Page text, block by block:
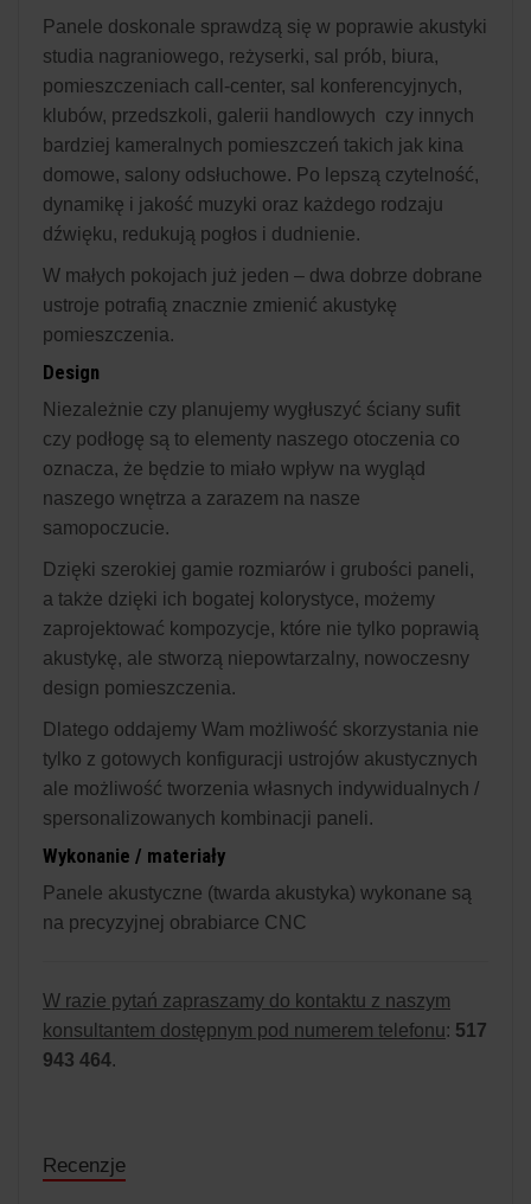
Panele doskonale sprawdzą się w poprawie akustyki
studia nagraniowego, reżyserki, sal prób, biura,
pomieszczeniach call-center, sal konferencyjnych,
klubów, przedszkoli, galerii handlowych czy innych
bardziej kameralnych pomieszczeń takich jak kina
domowe, salony odsłuchowe. Po lepszą czytelność,
dynamikę i jakość muzyki oraz każdego rodzaju
dźwięku, redukują pogłos i dudnienie.
W małych pokojach już jeden – dwa dobrze dobrane
ustroje potrafią znacznie zmienić akustykę
pomieszczenia.
Design
Niezależnie czy planujemy wygłuszyć ściany sufit
czy podłogę są to elementy naszego otoczenia co
oznacza, że będzie to miało wpływ na wygląd
naszego wnętrza a zarazem na nasze
samopoczucie.
Dzięki szerokiej gamie rozmiarów i grubości paneli,
a także dzięki ich bogatej kolorystyce, możemy
zaprojektować kompozycje, które nie tylko poprawią
akustykę, ale stworzą niepowtarzalny, nowoczesny
design pomieszczenia.
Dlatego oddajemy Wam możliwość skorzystania nie
tylko z gotowych konfiguracji ustrojów akustycznych
ale możliwość tworzenia własnych indywidualnych /
spersonalizowanych kombinacji paneli.
Wykonanie / materiały
Panele akustyczne (twarda akustyka) wykonane są
na precyzyjnej obrabiarce CNC
W razie pytań zapraszamy do kontaktu z naszym
konsultantem dostępnym pod numerem telefonu: 517
943 464.
Recenzje